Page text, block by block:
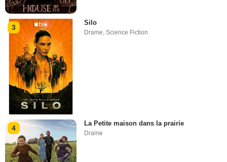
3
Silo
Drame,Science Fiction
4
La Petite maison dans la prairie
Drame